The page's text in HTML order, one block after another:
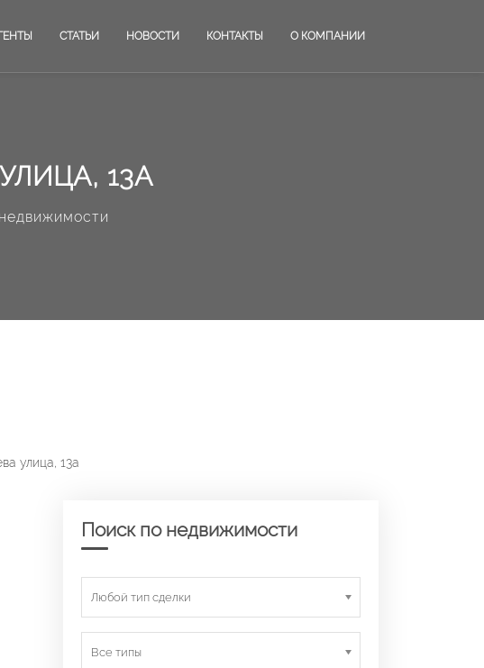
СТАТЬИ НОВОСТИ КОНТАКТЫ О КОМПАНИИ
13А
улица, 13а
Поиск по недвижимости
Любой тип сделки
Все типы